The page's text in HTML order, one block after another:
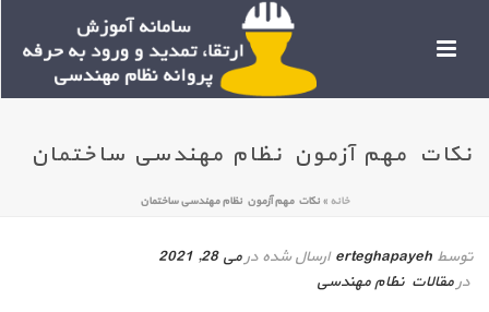
نکات مهم آزمون نظام مهندسی ساختمان
خانه » نکات مهم آزمون نظام مهندسی ساختمان
توسط erteghapayehارسال شده درمی 28, 2021
درمقالات نظام مهندسی